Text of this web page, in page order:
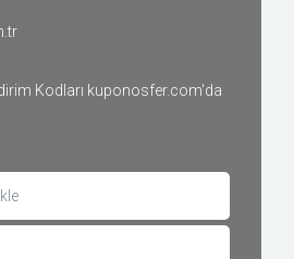
Kodları kuponosfer.com'da